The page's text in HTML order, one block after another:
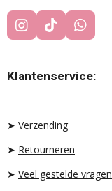
I
N
T
A
A
T
I
T
O
W
H
T
S
Klantenservice:
➤ Verzending
➤ Retourneren
➤ Veel gestelde vragen